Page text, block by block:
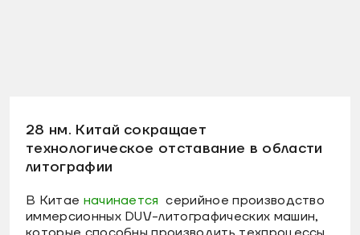
28 нм. Китай сокращает
технологическое отставание в области
литографии
В Китае начинается серийное производство
иммерсионных DUV-литографических машин,